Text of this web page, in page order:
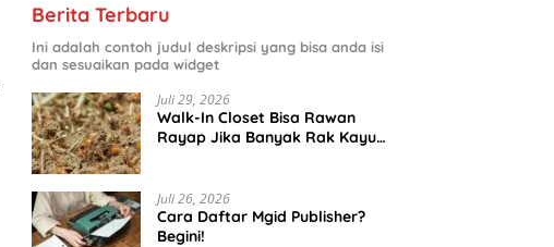
Berita Terbaru
Ini adalah contoh judul deskripsi yang bisa anda isi
dan sesuaikan pada widget
Juli 29, 2026
Walk-In Closet Bisa Rawan
Rayap Jika Banyak Rak Kayu
Juli 26, 2026
Cara Daftar Mgid Publisher?
Begini!